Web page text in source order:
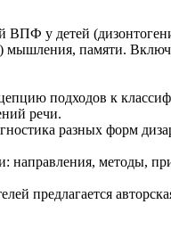
у детей
памяти.
подходов к
речи.
разных форм
направления, методы,
предлагается